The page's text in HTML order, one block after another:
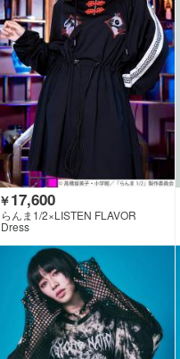
￥17,600
らんま1/2×LISTEN FLAVOR
Dress